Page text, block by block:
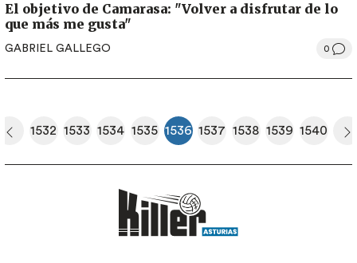
El objetivo de Camarasa: "Volver a disfrutar de lo
que más me gusta"
GABRIEL GALLEGO 0
página
Página anterior
1532 1533 1534
Página
1535
Página actual
1536 1537 1538 1539
Página
1540